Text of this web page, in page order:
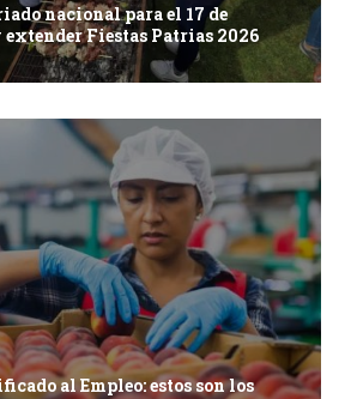
nacional para el 17 de
extender Fiestas Patrias 2026
al Empleo: estos son los